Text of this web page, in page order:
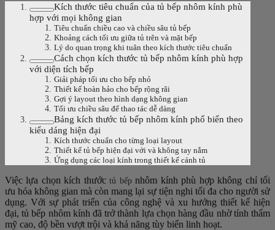
Kích thước tiêu chuẩn của tủ bếp nhôm kính phù
hợp với mọi không gian
Tiêu chuẩn chiều cao và chiều sâu tủ bếp
Khoảng cách tối ưu giữa tủ trên và mặt bếp
Lý do quan trọng khi tuân theo kích thước tiêu chuẩn
Cách chọn kích thước tủ bếp nhôm kính phù hợp
với diện tích bếp
Giải pháp tối ưu cho bếp nhỏ
Thiết kế hoàn hảo cho bếp rộng rãi
Gợi ý layout theo hình dạng không gian
Tối ưu chiều sâu để thao tác dễ dàng
Bảng kích thước tủ bếp nhôm kính phổ biến theo
kiểu dáng hiện đại
Kích thước chuẩn cho từng loại layout
Thiết kế tủ bếp hiện đại với và không tay nắm
Ứng dụng các loại kính trong thiết kế cánh tủ
Việc lựa chọn kích thướctủ bếpnhôm kính phù hợp không chỉ tối
ưu hóa không gian mà còn mang lại sự tiện nghi tối đa cho người sử
dụng. Với sự phát triển của công nghệ và xu hướng thiết kế hiện
đại, tủ bếp nhôm kính đã trở thành lựa chọn hàng đầu nhờ tính thẩm
mỹ cao, độ bền vượt trội và khả năng tùy biến linh hoạt.